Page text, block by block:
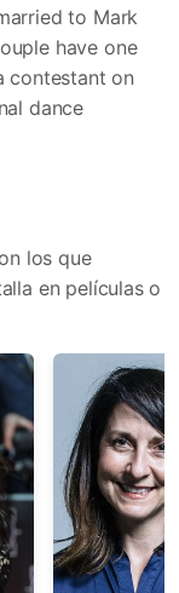
to Mark
have one
contestant on
dance
los que
en películas o